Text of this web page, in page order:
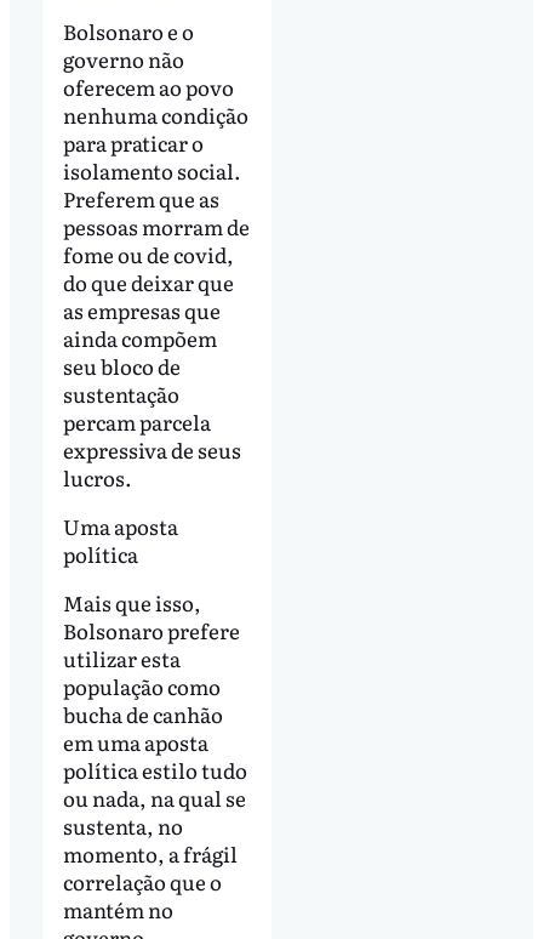
Bolsonaro e o
governo não
oferecem ao povo
nenhuma condição
para praticar o
isolamento social.
Preferem que as
pessoas morram de
fome ou de covid,
do que deixar que
as empresas que
ainda compõem
seu bloco de
sustentação
percam parcela
expressiva de seus
lucros.
Uma aposta
política
Mais que isso,
Bolsonaro prefere
utilizar esta
população como
bucha de canhão
em uma aposta
política estilo tudo
ou nada, na qual se
sustenta, no
momento, a frágil
correlação que o
mantém no